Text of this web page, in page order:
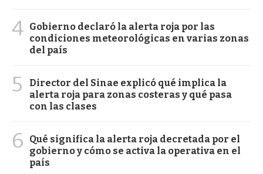
4 Gobierno declaró la alerta roja por las
condiciones meteorológicas en varias zonas
del país
5
Director del Sinae explicó qué implica la
alerta roja para zonas costeras y qué pasa
con las clases
6
Qué significa la alerta roja decretada por el
gobierno y cómo se activa la operativa en el
país